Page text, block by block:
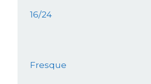
16/24
Fresque